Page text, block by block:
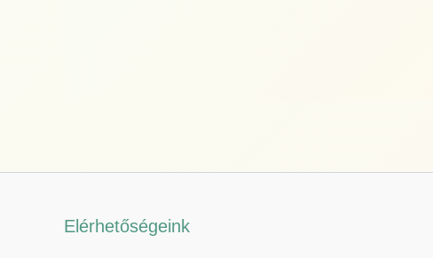
Elérhetőségeink